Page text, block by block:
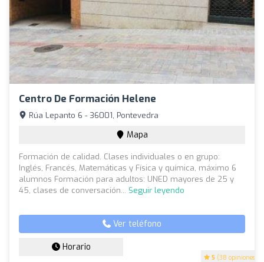
Centro De Formación Helene
5 (38 opiniones)
Rúa Lepanto 6 - 36001, Pontevedra
Mapa
Formación de calidad. Clases individuales o en grupo:
Inglés, Francés, Matemáticas y Física y química, máximo 6
alumnos Formación para adultos: UNED mayores de 25 y
45, clases de conversación... Seguir leyendo
Ver teléfono
Horario